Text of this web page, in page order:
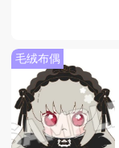
毛绒布偶